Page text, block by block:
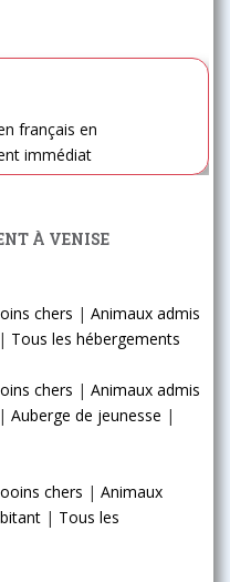
français en
immédiat
À VENISE
chers | Animaux admis
| Tous les hébergements
chers | Animaux admis
| Auberge de jeunesse |
chers | Animaux
| Tous les